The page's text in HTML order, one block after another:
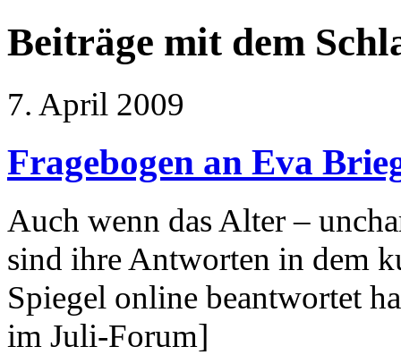
Beiträge mit dem
7. April 2009
Fragebogen an Eva
Auch wenn das Alter –
sind ihre Antworten in dem
Spiegel online beantwortet
im Juli-Forum]